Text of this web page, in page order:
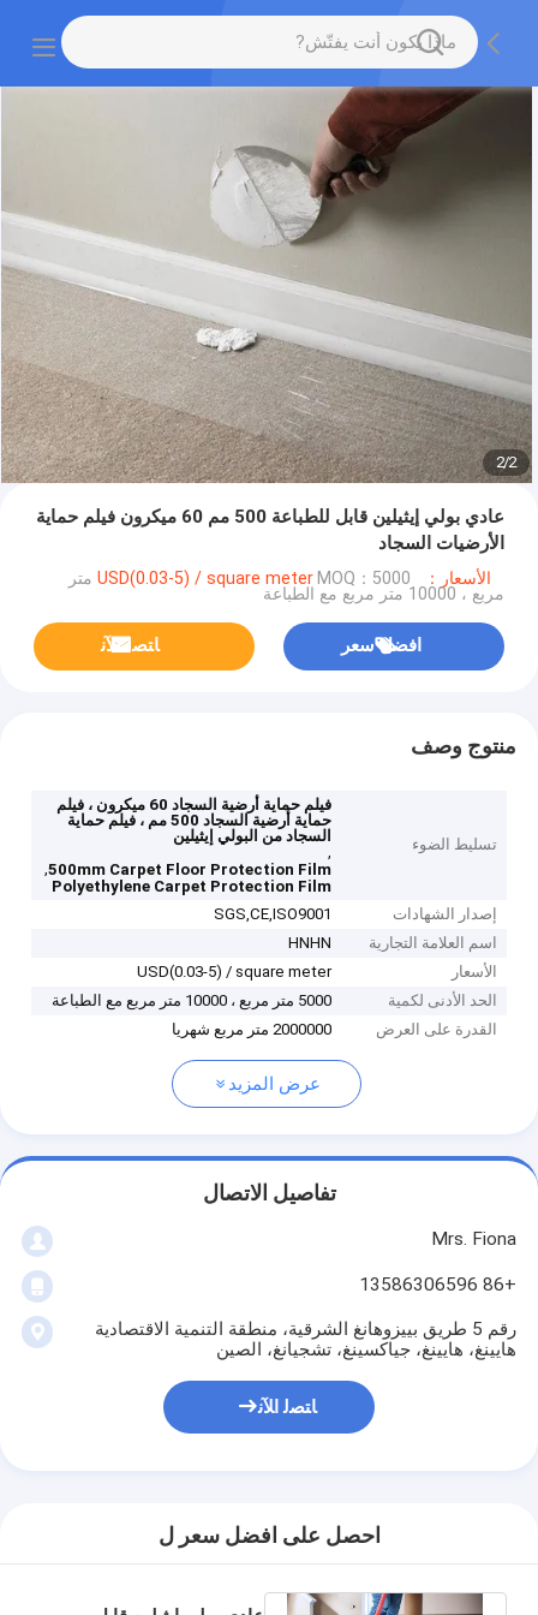
2
/
2
عادي بولي إيثيلين قابل للطباعة 500 مم 60 ميكرون فيلم حماية
الأرضيات السجاد
الأسعار：USD(0.03-5) / square meter MOQ：5000 متر
مربع ، 10000 متر مربع مع الطباعة
افضل سعر ﺎﺘﺼﻟ ﺍﻶﻧ
منتوج وصف
تسليط الضوء
فيلم حماية أرضية السجاد 60 ميكرون ، فيلم
حماية أرضية السجاد 500 مم ، فيلم حماية
السجاد من البولي إيثيلين
,
500mm Carpet Floor Protection Film
,
Polyethylene Carpet Protection Film
إصدار الشهادات
SGS,CE,ISO9001
اسم العلامة التجارية
HNHN
الأسعار
USD(0.03-5) / square meter
الحد الأدنى لكمية
5000 متر مربع ، 10000 متر مربع مع الطباعة
القدرة على العرض
2000000 متر مربع شهريا
عرض المزيد
تفاصيل الاتصال
Mrs. Fiona
+86 13586306596
رقم 5 طريق بييزوهانغ الشرقية، منطقة التنمية الاقتصادية
هايينغ، هايينغ، جياكسينغ، تشجيانغ، الصين
ﺎﺘﺼﻟ ﺍﻶﻧ
احصل على افضل سعر ل